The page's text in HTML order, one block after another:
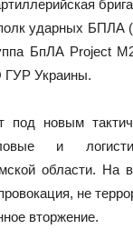
ударных БПЛА
БпЛА Project
Украины.
под новым
и
области. На
не
вторжение.